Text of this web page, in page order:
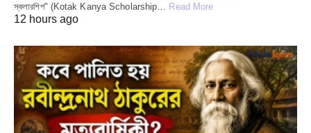
স্কলারশিপ" (Kotak Kanya Scholarship… Read More
12 hours ago